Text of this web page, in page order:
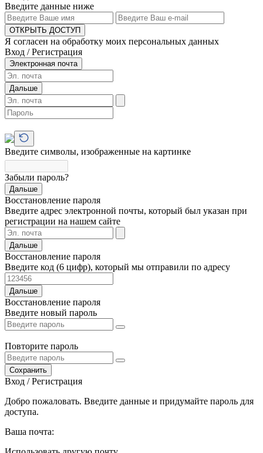
Введите данные ниже
ОТКРЫТЬ ДОСТУП
Я согласен на обработку моих персональных данных
Вход / Регистрация
Электронная почта
Дальше
Введите символы, изображенные на картинке
Забыли пароль?
Дальше
Восстановление пароля
Введите адрес электронной почты, который был указан при
регистрации на нашем сайте
Дальше
Восстановление пароля
Введите код (6 цифр), который мы отправили по адресу
Дальше
Восстановление пароля
Введите новый пароль
Повторите пароль
Сохранить
Вход / Регистрация
Добро пожаловать. Введите данные и придумайте пароль для
доступа.
Ваша почта: